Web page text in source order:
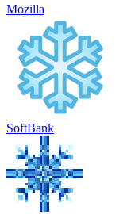
Mozilla
SoftBank